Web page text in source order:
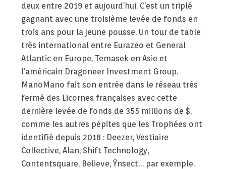
deux entre 2019 et aujourd’hui. C’est un triplé
gagnant avec une troisième levée de fonds en
trois ans pour la jeune pousse. Un tour de table
très international entre Eurazeo et General
Atlantic en Europe, Temasek en Asie et
l’américain Dragoneer Investment Group.
ManoMano fait son entrée dans le réseau très
fermé des Licornes françaises avec cette
dernière levée de fonds de 355 millions de $,
comme les autres pépites que les Trophées ont
identifié depuis 2018 : Deezer, Vestiaire
Collective, Alan, Shift Technology,
Contentsquare, Believe, Ÿnsect… par exemple.